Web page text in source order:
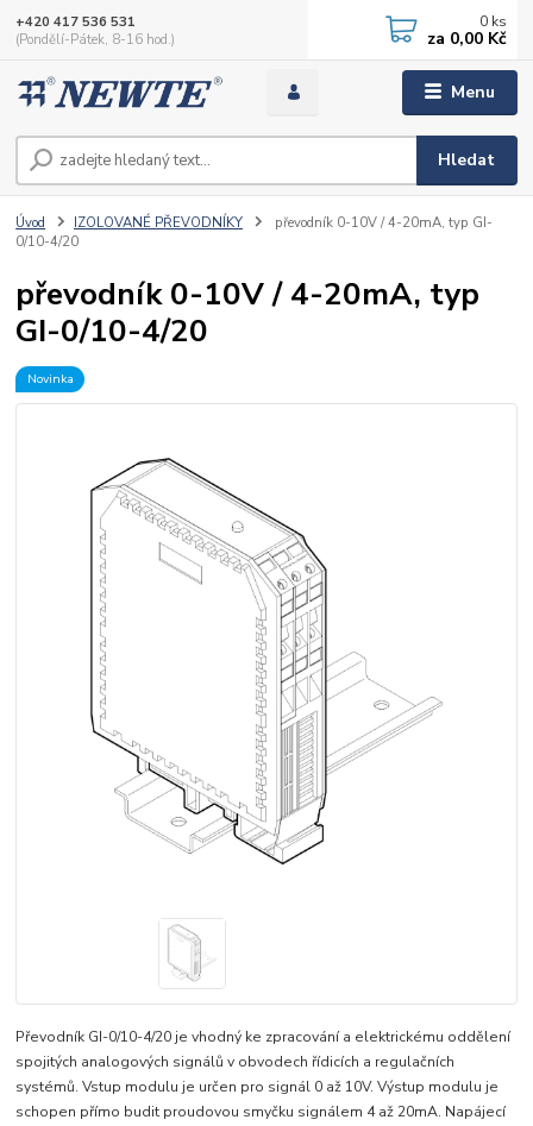
Menu
Hledat
+420 417 536 531
(Pondělí-Pátek, 8-16 hod.)
0 ks
za 0,00 Kč
Úvod IZOLOVANÉ PŘEVODNÍKY
převodník 0-10V / 4-20mA, typ GI-
0/10-4/20
převodník 0-10V / 4-20mA, typ
GI-0/10-4/20
Novinka
Převodník GI-0/10-4/20 je vhodný ke zpracování a elektrickému oddělení
spojitých analogových signálů v obvodech řídicích a regulačních
systémů. Vstup modulu je určen pro signál 0 až 10V. Výstup modulu je
schopen přímo budit proudovou smyčku signálem 4 až 20mA. Napájecí